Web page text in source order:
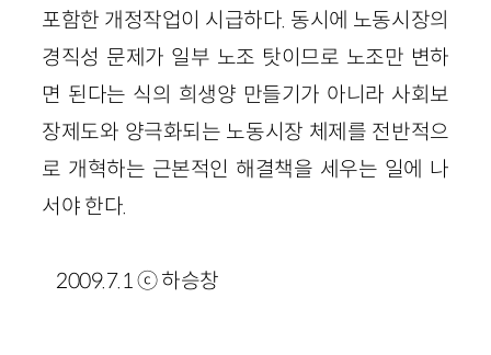
포함한 개정작업이 시급하다. 동시에 노동시장의
경직성 문제가 일부 노조 탓이므로 노조만 변하
면 된다는 식의 희생양 만들기가 아니라 사회보
장제도와 양극화되는 노동시장 체제를 전반적으
로 개혁하는 근본적인 해결책을 세우는 일에 나
서야 한다.
2009.7.1 ⓒ 하승창